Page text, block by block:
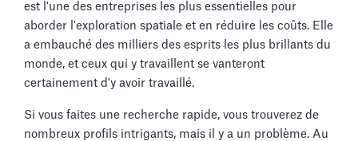
est l'une des entreprises les plus essentielles pour
aborder l'exploration spatiale et en réduire les coûts. Elle
a embauché des milliers des esprits les plus brillants du
monde, et ceux qui y travaillent se vanteront
certainement d'y avoir travaillé.
Si vous faites une recherche rapide, vous trouverez de
nombreux profils intrigants, mais il y a un problème. Au